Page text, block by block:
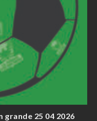
grande 25 04 2026